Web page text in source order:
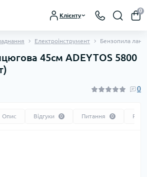
Клієнту
0
Електроінструмент Бензопила
45см ADEYTOS 5800
0
Опис Відгуки 0 Питання 0